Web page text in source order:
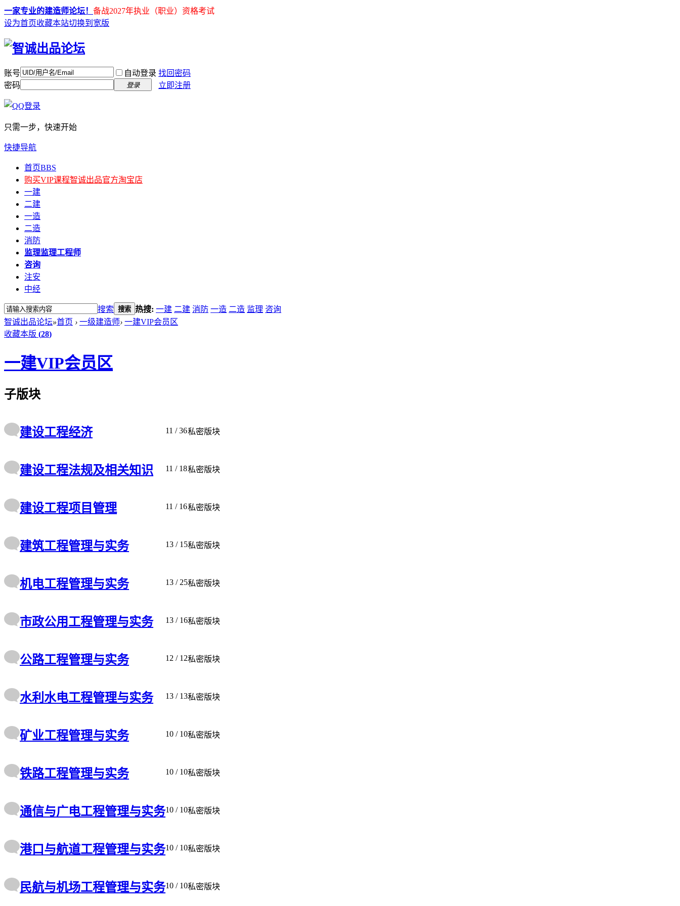
一家专业的建造师论坛！ 备战2027年执业（职业）资格考试
设为首页收藏本站切换到宽版
账号 自动登录 找回密码
密码
登录 立即注册
只需一步，快速开始
快捷导航
首页BBS
购买VIP课程智诚出品官方淘宝店
一建
二建
一造
二造
消防
监理监理工程师
咨询
注安
中经
搜索 搜索 热搜: 一建 二建 消防 一造 二造 监理 咨询
智诚出品论坛»首页 › 一级建造师› 一建VIP会员区
收藏本版 (28)
一建VIP会员区
子版块
建设工程经济 11 / 36私密版块
建设工程法规及相关知识 11 / 18私密版块
建设工程项目管理 11 / 16私密版块
建筑工程管理与实务 13 / 15私密版块
机电工程管理与实务 13 / 25私密版块
市政公用工程管理与实务 13 / 16私密版块
公路工程管理与实务 12 / 12私密版块
水利水电工程管理与实务 13 / 13私密版块
矿业工程管理与实务 10 / 10私密版块
铁路工程管理与实务 10 / 10私密版块
通信与广电工程管理与实务10 / 10私密版块
港口与航道工程管理与实务10 / 10私密版块
民航与机场工程管理与实务10 / 10私密版块